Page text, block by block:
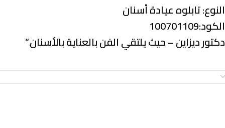
النوع:تابلوه عيادة أسنان
الكود:100701109
دكتور ديزاين – حيث يلتقي الفن بالعناية بالأسنان.“